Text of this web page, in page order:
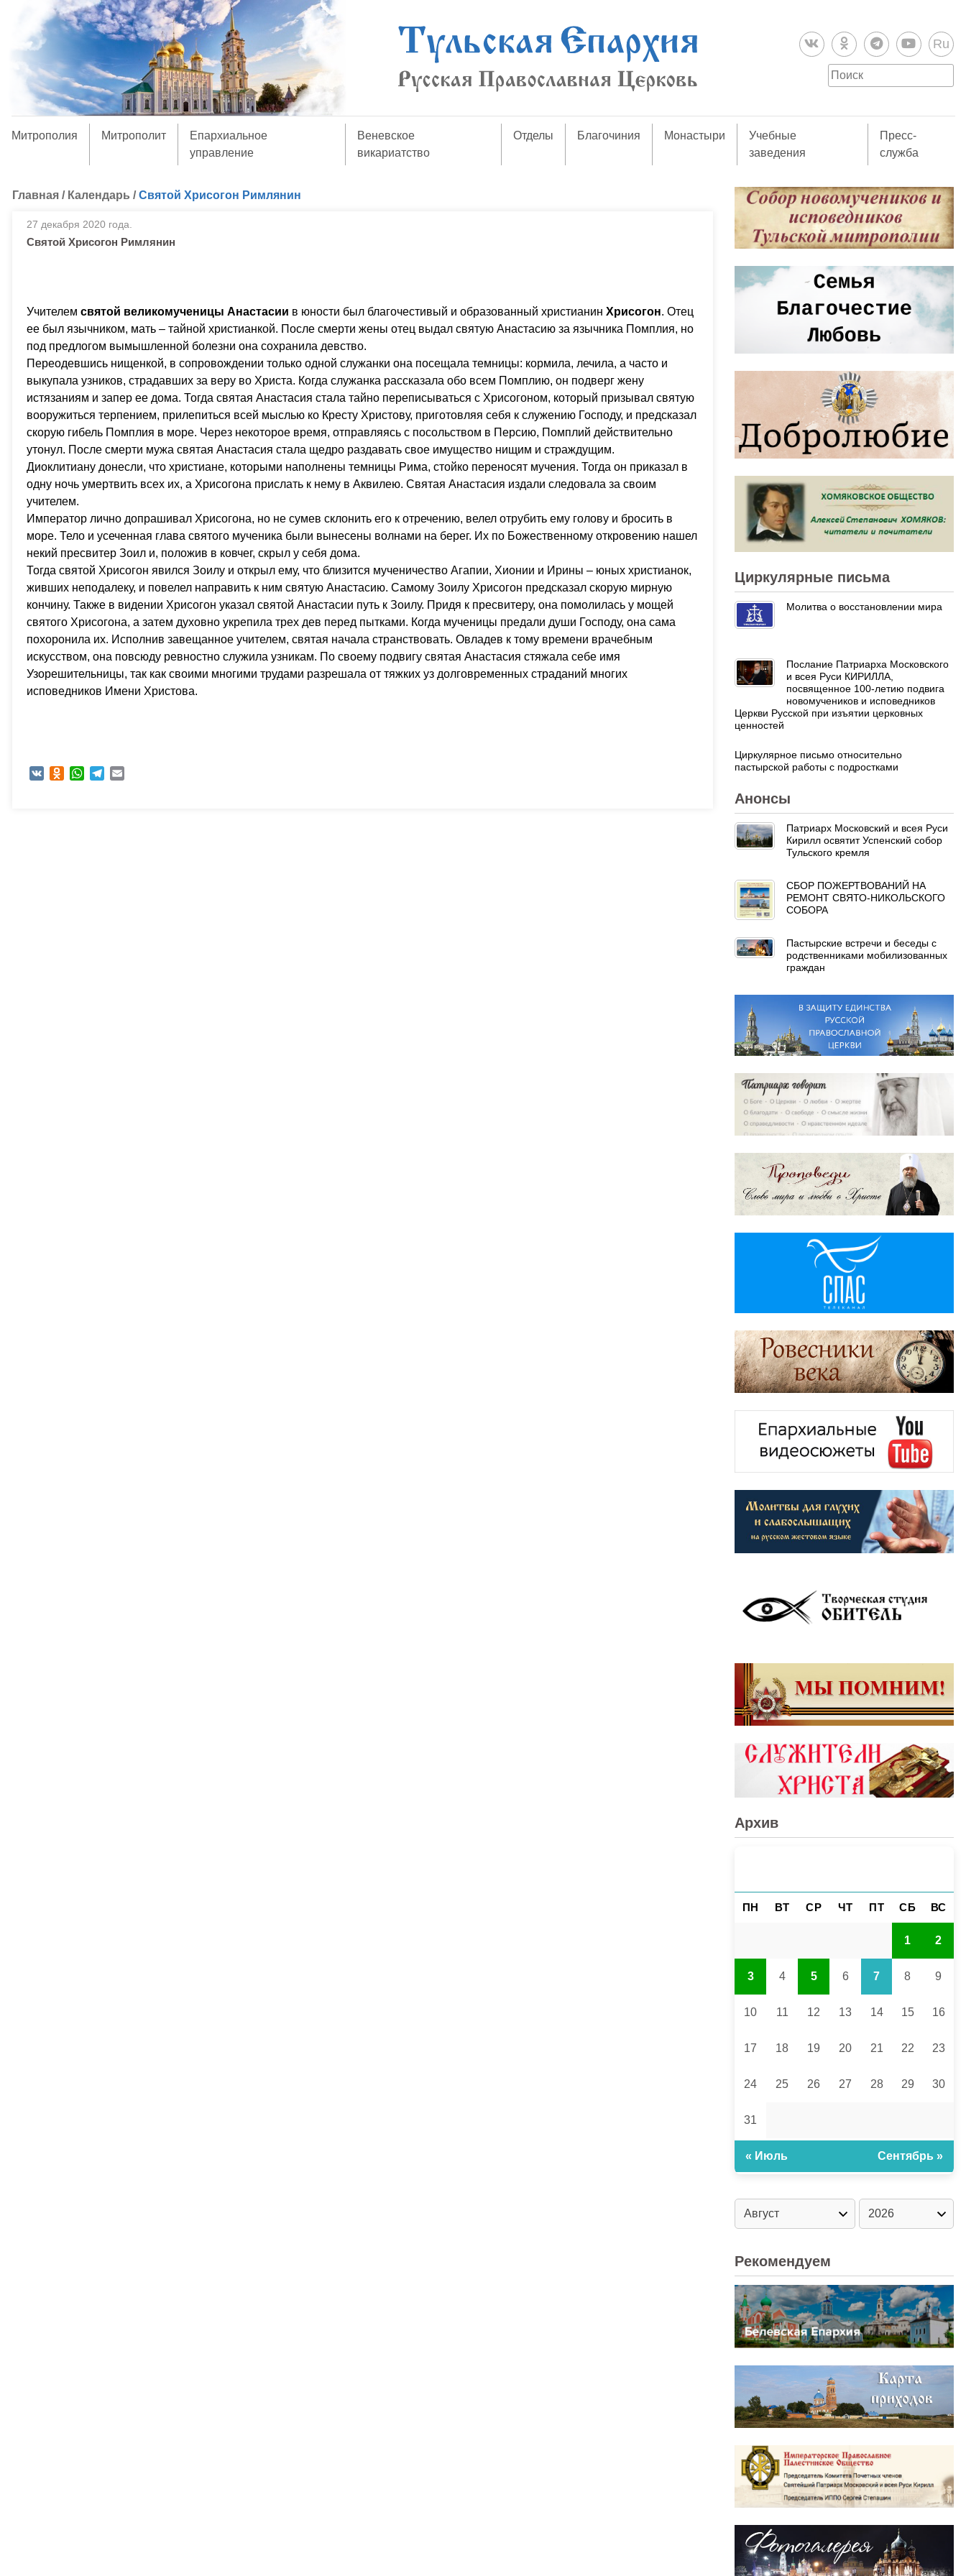
Ru
Митрополия Митрополит
Епархиальное
управление
Веневское
викариатство
Отделы Благочиния Монастыри
Учебные
заведения
Пресс-
служба
Главная / Календарь /Святой Хрисогон Римлянин
27 декабря 2020 года.
Святой Хрисогон Римлянин
Учителем святой великомученицы Анастасии в юности был благочестивый и образованный христианин Хрисогон. Отец
ее был язычником, мать – тайной христианкой. После смерти жены отец выдал святую Анастасию за язычника Помплия, но
под предлогом вымышленной болезни она сохранила девство.
Переодевшись нищенкой, в сопровождении только одной служанки она посещала темницы: кормила, лечила, а часто и
выкупала узников, страдавших за веру во Христа. Когда служанка рассказала обо всем Помплию, он подверг жену
истязаниям и запер ее дома. Тогда святая Анастасия стала тайно переписываться с Хрисогоном, который призывал святую
вооружиться терпением, прилепиться всей мыслью ко Кресту Христову, приготовляя себя к служению Господу, и предсказал
скорую гибель Помплия в море. Через некоторое время, отправляясь с посольством в Персию, Помплий действительно
утонул. После смерти мужа святая Анастасия стала щедро раздавать свое имущество нищим и страждущим.
Диоклитиану донесли, что христиане, которыми наполнены темницы Рима, стойко переносят мучения. Тогда он приказал в
одну ночь умертвить всех их, а Хрисогона прислать к нему в Аквилею. Святая Анастасия издали следовала за своим
учителем.
Император лично допрашивал Хрисогона, но не сумев склонить его к отречению, велел отрубить ему голову и бросить в
море. Тело и усеченная глава святого мученика были вынесены волнами на берег. Их по Божественному откровению нашел
некий пресвитер Зоил и, положив в ковчег, скрыл у себя дома.
Тогда святой Хрисогон явился Зоилу и открыл ему, что близится мученичество Агапии, Хионии и Ирины – юных христианок,
живших неподалеку, и повелел направить к ним святую Анастасию. Самому Зоилу Хрисогон предсказал скорую мирную
кончину. Также в видении Хрисогон указал святой Анастасии путь к Зоилу. Придя к пресвитеру, она помолилась у мощей
святого Хрисогона, а затем духовно укрепила трех дев перед пытками. Когда мученицы предали души Господу, она сама
похоронила их. Исполнив завещанное учителем, святая начала странствовать. Овладев к тому времени врачебным
искусством, она повсюду ревностно служила узникам. По своему подвигу святая Анастасия стяжала себе имя
Узорешительницы, так как своими многими трудами разрешала от тяжких уз долговременных страданий многих
исповедников Имени Христова.
VK Odnoklassniki
WhatsAppTelegram
Циркулярные письма
Молитва о восстановлении мира
Послание Патриарха Московского
и всея Руси КИРИЛЛА,
посвященное 100-летию подвига
новомучеников и исповедников
Церкви Русской при изъятии церковных
ценностей
Циркулярное письмо относительно
пастырской работы с подростками
Анонсы
Патриарх Московский и всея Руси
Кирилл освятит Успенский собор
Тульского кремля
СБОР ПОЖЕРТВОВАНИЙ НА
РЕМОНТ СВЯТО-НИКОЛЬСКОГО
СОБОРА
Пастырские встречи и беседы с
родственниками мобилизованных
граждан
Архив
ПН ВТ СР ЧТ ПТ СБ ВС
1 2
3 4 5 6 7 8 9
10 11 12 13 14 15 16
17 18 19 20 21 22 23
24 25 26 27 28 29 30
31
« Июль Сентябрь »
Рекомендуем